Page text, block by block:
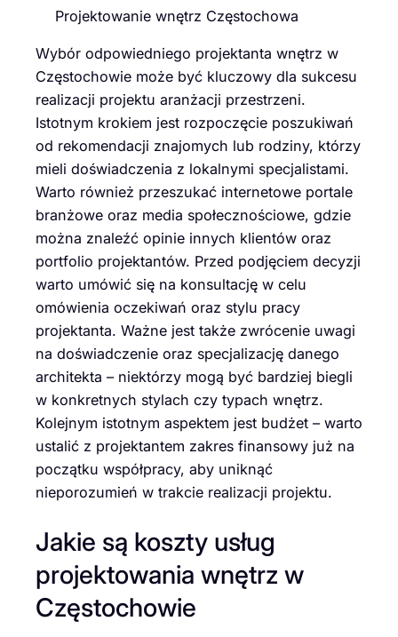
Projektowanie wnętrz Częstochowa
Wybór odpowiedniego projektanta wnętrz w
Częstochowie może być kluczowy dla sukcesu
realizacji projektu aranżacji przestrzeni.
Istotnym krokiem jest rozpoczęcie poszukiwań
od rekomendacji znajomych lub rodziny, którzy
mieli doświadczenia z lokalnymi specjalistami.
Warto również przeszukać internetowe portale
branżowe oraz media społecznościowe, gdzie
można znaleźć opinie innych klientów oraz
portfolio projektantów. Przed podjęciem decyzji
warto umówić się na konsultację w celu
omówienia oczekiwań oraz stylu pracy
projektanta. Ważne jest także zwrócenie uwagi
na doświadczenie oraz specjalizację danego
architekta – niektórzy mogą być bardziej biegli
w konkretnych stylach czy typach wnętrz.
Kolejnym istotnym aspektem jest budżet – warto
ustalić z projektantem zakres finansowy już na
początku współpracy, aby uniknąć
nieporozumień w trakcie realizacji projektu.
Jakie są koszty usług
projektowania wnętrz w
Częstochowie